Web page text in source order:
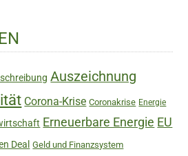
Auszeichnung
Corona-Krise Coronakrise Energie
Erneuerbare Energie EU
Deal Geld und Finanzsystem